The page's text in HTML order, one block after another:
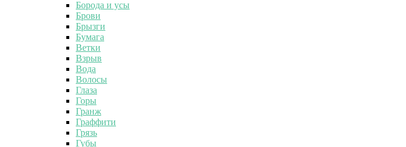
Борода и усы
Брови
Брызги
Бумага
Ветки
Взрыв
Вода
Волосы
Глаза
Горы
Гранж
Граффити
Грязь
Губы